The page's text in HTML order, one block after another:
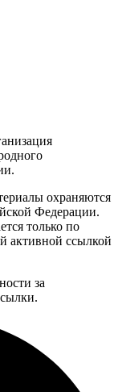
охраняются
Федерации.
только по
активной ссылкой
за